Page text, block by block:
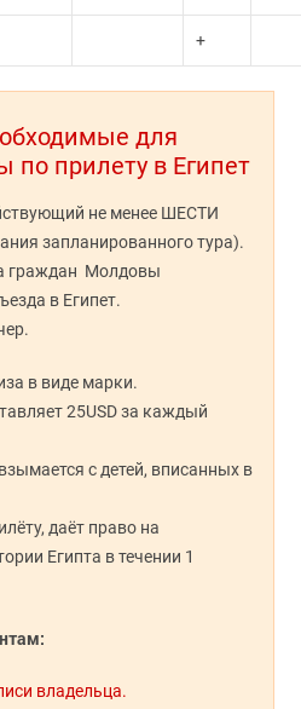
+
для
по прилету в Египет
не менее ШЕСТИ
запланированного тура).
граждан Молдовы
в Египет.
в виде марки.
25USD за каждый
с детей, вписанных в
даёт право на
Египта в течении 1
владельца.